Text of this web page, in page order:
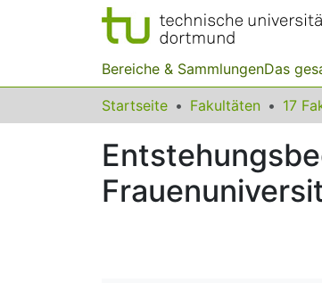
Bereiche & SammlungenDas
Startseite Fakultäten